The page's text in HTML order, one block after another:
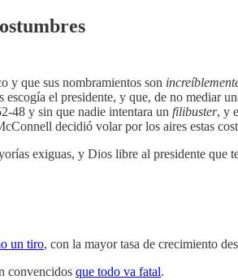
y que sus nombramientos son
escogía el presidente, y que, de no mediar
48 y sin que nadie intentara un filibuster, y
decidió volar por los aires estas
exiguas, y Dios libre al presidente
un tiro, con la mayor tasa de crecimiento
convencidos que todo va fatal.